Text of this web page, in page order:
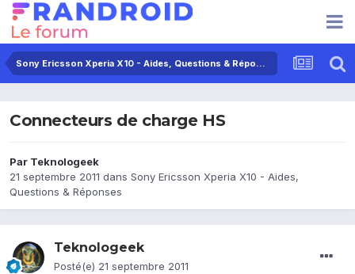
Sony Ericsson Xperia X10 - Aides, Questions & Réponses
Connecteurs de charge HS
Par Teknologeek
21 septembre 2011 dans Sony Ericsson Xperia X10 - Aides,
Questions & Réponses
Teknologeek
Posté(e) 21 septembre 2011